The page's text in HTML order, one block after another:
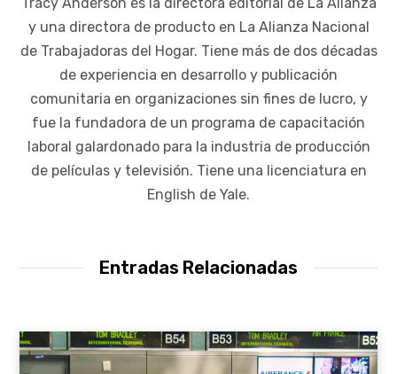
y una directora de producto en La Alianza Nacional
de Trabajadoras del Hogar. Tiene más de dos décadas
de experiencia en desarrollo y publicación
comunitaria en organizaciones sin fines de lucro, y
fue la fundadora de un programa de capacitación
laboral galardonado para la industria de producción
de películas y televisión. Tiene una licenciatura en
English de Yale.
Entradas Relacionadas